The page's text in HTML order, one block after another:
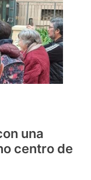
una
centro de